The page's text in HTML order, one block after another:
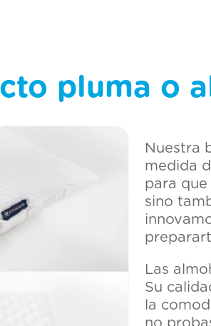
pluma o
Nuestra
medida
para
sino
Las
Su
la